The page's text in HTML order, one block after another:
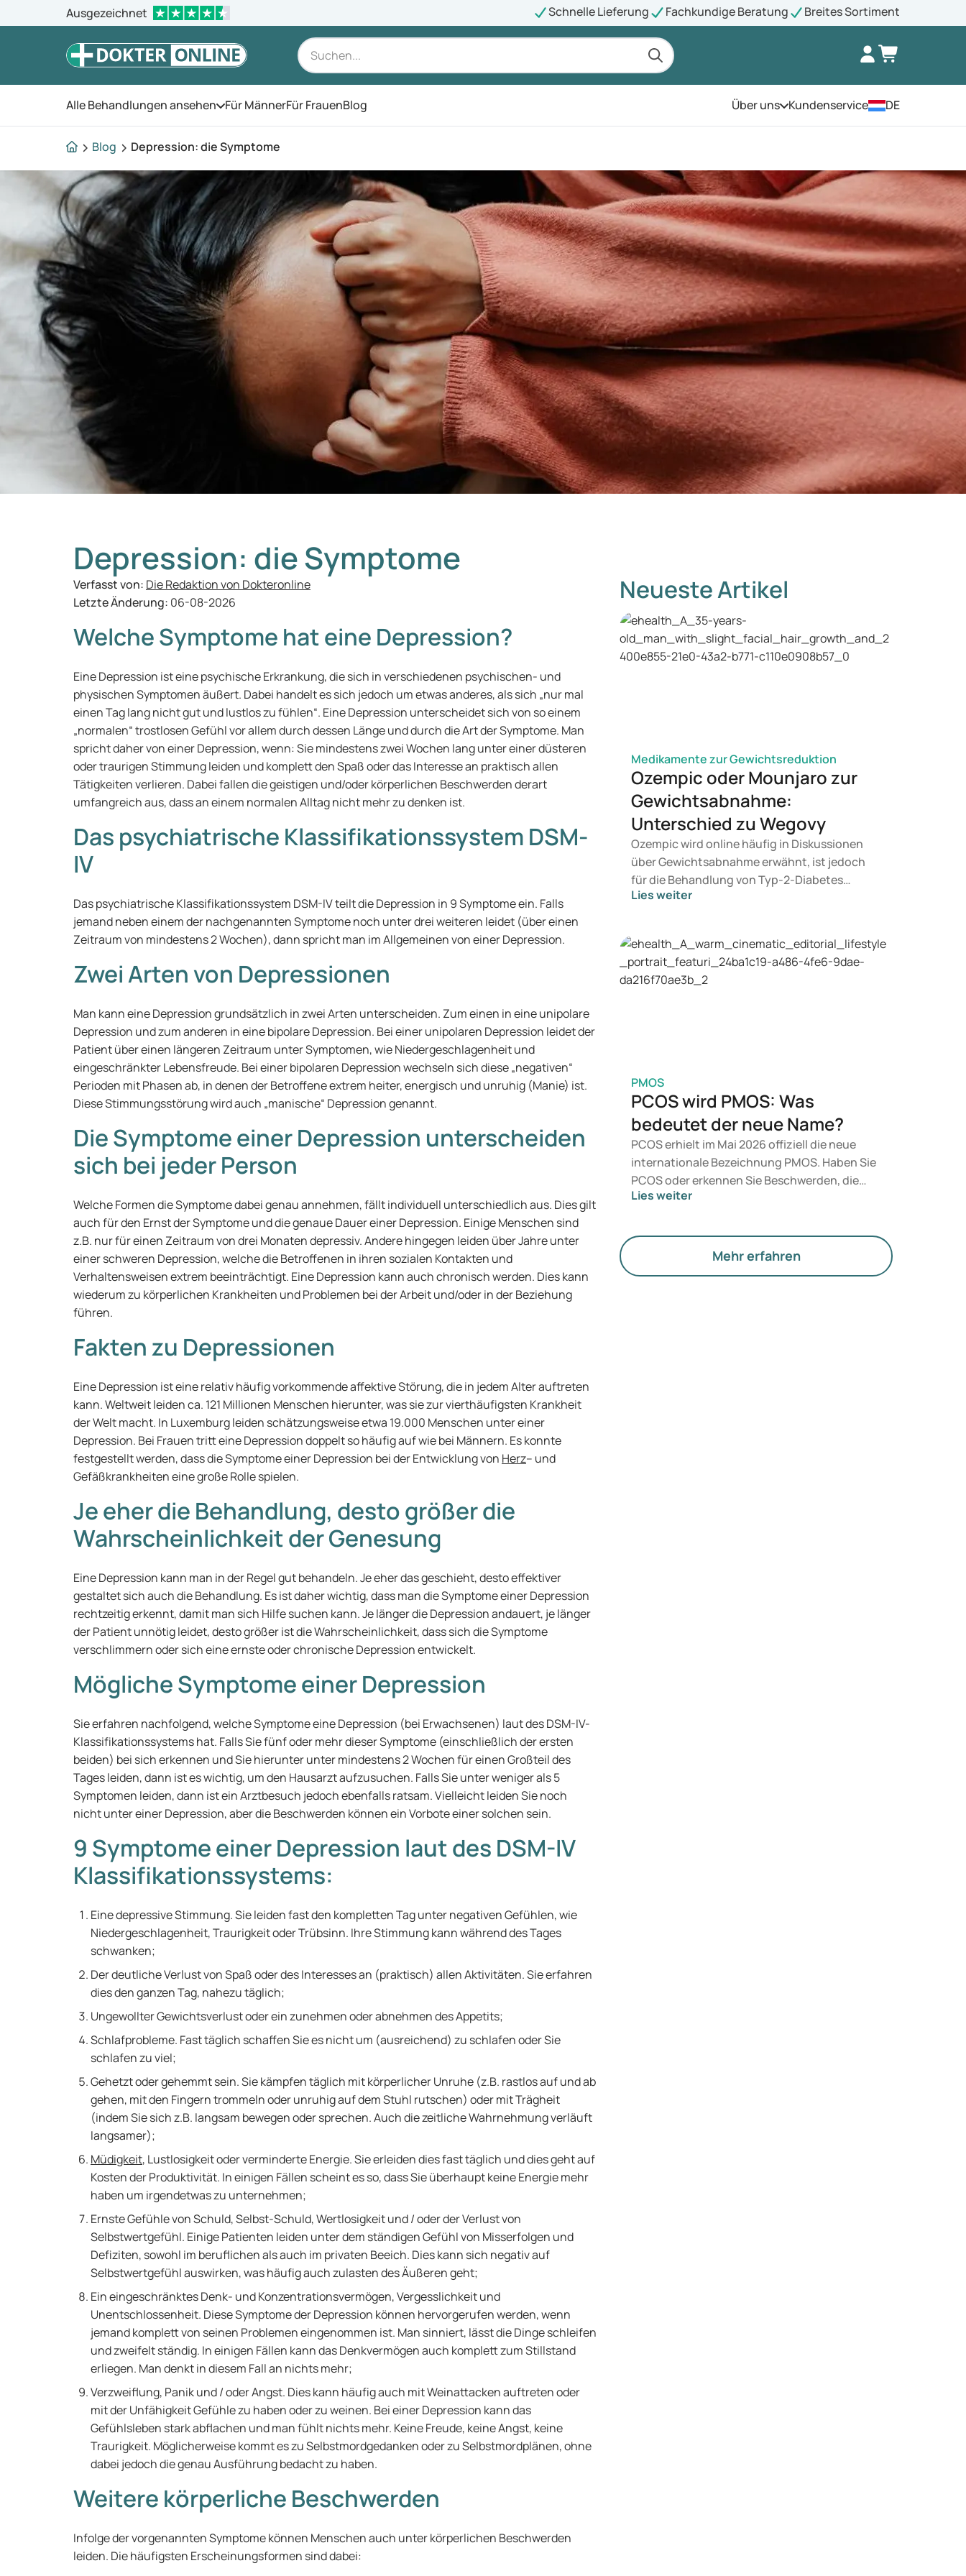
Ausgezeichnet Schnelle Lieferung Fachkundige Beratung Breites Sortiment
Alle Behandlungen ansehen Öffnen Sie das Menü
Für MännerFür FrauenBlog Über unsÖffnen Sie das Menü
Kundenservice DE
Blog Depression: die Symptome
Depression: die Symptome
Verfasst von: Die Redaktion von Dokteronline
Letzte Änderung: 06-08-2026
Welche Symptome hat eine Depression?
Eine Depression ist eine psychische Erkrankung, die sich in verschiedenen psychischen- und
physischen Symptomen äußert. Dabei handelt es sich jedoch um etwas anderes, als sich „nur mal
einen Tag lang nicht gut und lustlos zu fühlen“. Eine Depression unterscheidet sich von so einem
„normalen“ trostlosen Gefühl vor allem durch dessen Länge und durch die Art der Symptome. Man
spricht daher von einer Depression, wenn: Sie mindestens zwei Wochen lang unter einer düsteren
oder traurigen Stimmung leiden und komplett den Spaß oder das Interesse an praktisch allen
Tätigkeiten verlieren. Dabei fallen die geistigen und/oder körperlichen Beschwerden derart
umfangreich aus, dass an einem normalen Alltag nicht mehr zu denken ist.
Das psychiatrische Klassifikationssystem DSM-
IV
Das psychiatrische Klassifikationssystem DSM-IV teilt die Depression in 9 Symptome ein. Falls
jemand neben einem der nachgenannten Symptome noch unter drei weiteren leidet (über einen
Zeitraum von mindestens 2 Wochen), dann spricht man im Allgemeinen von einer Depression.
Zwei Arten von Depressionen
Man kann eine Depression grundsätzlich in zwei Arten unterscheiden. Zum einen in eine unipolare
Depression und zum anderen in eine bipolare Depression. Bei einer unipolaren Depression leidet der
Patient über einen längeren Zeitraum unter Symptomen, wie Niedergeschlagenheit und
eingeschränkter Lebensfreude. Bei einer bipolaren Depression wechseln sich diese „negativen“
Perioden mit Phasen ab, in denen der Betroffene extrem heiter, energisch und unruhig (Manie) ist.
Diese Stimmungsstörung wird auch „manische“ Depression genannt.
Die Symptome einer Depression unterscheiden
sich bei jeder Person
Welche Formen die Symptome dabei genau annehmen, fällt individuell unterschiedlich aus. Dies gilt
auch für den Ernst der Symptome und die genaue Dauer einer Depression. Einige Menschen sind
z.B. nur für einen Zeitraum von drei Monaten depressiv. Andere hingegen leiden über Jahre unter
einer schweren Depression, welche die Betroffenen in ihren sozialen Kontakten und
Verhaltensweisen extrem beeinträchtigt. Eine Depression kann auch chronisch werden. Dies kann
wiederum zu körperlichen Krankheiten und Problemen bei der Arbeit und/oder in der Beziehung
führen.
Fakten zu Depressionen
Eine Depression ist eine relativ häufig vorkommende affektive Störung, die in jedem Alter auftreten
kann. Weltweit leiden ca. 121 Millionen Menschen hierunter, was sie zur vierthäufigsten Krankheit
der Welt macht. In Luxemburg leiden schätzungsweise etwa 19.000 Menschen unter einer
Depression. Bei Frauen tritt eine Depression doppelt so häufig auf wie bei Männern. Es konnte
festgestellt werden, dass die Symptome einer Depression bei der Entwicklung von Herz– und
Gefäßkrankheiten eine große Rolle spielen.
Je eher die Behandlung, desto größer die
Wahrscheinlichkeit der Genesung
Eine Depression kann man in der Regel gut behandeln. Je eher das geschieht, desto effektiver
gestaltet sich auch die Behandlung. Es ist daher wichtig, dass man die Symptome einer Depression
rechtzeitig erkennt, damit man sich Hilfe suchen kann. Je länger die Depression andauert, je länger
der Patient unnötig leidet, desto größer ist die Wahrscheinlichkeit, dass sich die Symptome
verschlimmern oder sich eine ernste oder chronische Depression entwickelt.
Mögliche Symptome einer Depression
Sie erfahren nachfolgend, welche Symptome eine Depression (bei Erwachsenen) laut des DSM-IV-
Klassifikationssystems hat. Falls Sie fünf oder mehr dieser Symptome (einschließlich der ersten
beiden) bei sich erkennen und Sie hierunter unter mindestens 2 Wochen für einen Großteil des
Tages leiden, dann ist es wichtig, um den Hausarzt aufzusuchen. Falls Sie unter weniger als 5
Symptomen leiden, dann ist ein Arztbesuch jedoch ebenfalls ratsam. Vielleicht leiden Sie noch
nicht unter einer Depression, aber die Beschwerden können ein Vorbote einer solchen sein.
9 Symptome einer Depression laut des DSM-IV
Klassifikationssystems:
Eine depressive Stimmung. Sie leiden fast den kompletten Tag unter negativen Gefühlen, wie
Niedergeschlagenheit, Traurigkeit oder Trübsinn. Ihre Stimmung kann während des Tages
schwanken;
Der deutliche Verlust von Spaß oder des Interesses an (praktisch) allen Aktivitäten. Sie erfahren
dies den ganzen Tag, nahezu täglich;
Ungewollter Gewichtsverlust oder ein zunehmen oder abnehmen des Appetits;
Schlafprobleme. Fast täglich schaffen Sie es nicht um (ausreichend) zu schlafen oder Sie
schlafen zu viel;
Gehetzt oder gehemmt sein. Sie kämpfen täglich mit körperlicher Unruhe (z.B. rastlos auf und ab
gehen, mit den Fingern trommeln oder unruhig auf dem Stuhl rutschen) oder mit Trägheit
(indem Sie sich z.B. langsam bewegen oder sprechen. Auch die zeitliche Wahrnehmung verläuft
langsamer);
Müdigkeit, Lustlosigkeit oder verminderte Energie. Sie erleiden dies fast täglich und dies geht auf
Kosten der Produktivität. In einigen Fällen scheint es so, dass Sie überhaupt keine Energie mehr
haben um irgendetwas zu unternehmen;
Ernste Gefühle von Schuld, Selbst-Schuld, Wertlosigkeit und / oder der Verlust von
Selbstwertgefühl. Einige Patienten leiden unter dem ständigen Gefühl von Misserfolgen und
Defiziten, sowohl im beruflichen als auch im privaten Beeich. Dies kann sich negativ auf
Selbstwertgefühl auswirken, was häufig auch zulasten des Äußeren geht;
Ein eingeschränktes Denk- und Konzentrationsvermögen, Vergesslichkeit und
Unentschlossenheit. Diese Symptome der Depression können hervorgerufen werden, wenn
jemand komplett von seinen Problemen eingenommen ist. Man sinniert, lässt die Dinge schleifen
und zweifelt ständig. In einigen Fällen kann das Denkvermögen auch komplett zum Stillstand
erliegen. Man denkt in diesem Fall an nichts mehr;
Verzweiflung, Panik und / oder Angst. Dies kann häufig auch mit Weinattacken auftreten oder
mit der Unfähigkeit Gefühle zu haben oder zu weinen. Bei einer Depression kann das
Gefühlsleben stark abflachen und man fühlt nichts mehr. Keine Freude, keine Angst, keine
Traurigkeit. Möglicherweise kommt es zu Selbstmordgedanken oder zu Selbstmordplänen, ohne
dabei jedoch die genau Ausführung bedacht zu haben.
Weitere körperliche Beschwerden
Infolge der vorgenannten Symptome können Menschen auch unter körperlichen Beschwerden
leiden. Die häufigsten Erscheinungsformen sind dabei:
Neueste Artikel
Medikamente zur Gewichtsreduktion
Ozempic oder Mounjaro zur
Gewichtsabnahme:
Unterschied zu Wegovy
Ozempic wird online häufig in Diskussionen
über Gewichtsabnahme erwähnt, ist jedoch
für die Behandlung von Typ-2-Diabetes
vorgesehen. Wenn Sie eine Therapie zur
Betracht. Welche Behandlung für Sie geeignet
ist, entscheidet ein Arzt auf Grundlage Ihrer
Gesundheit, Ihres BMI und Ihres
Lies weiter
PMOS
PCOS wird PMOS: Was
bedeutet der neue Name?
PCOS erhielt im Mai 2026 offiziell die neue
internationale Bezeichnung PMOS. Haben Sie
PCOS oder erkennen Sie Beschwerden, die
darauf hindeuten könnten? Medizinisch
legt jedoch mehr Gewicht auf Hormone, den
Stoffwechsel und die Funktion der Eierstöcke.
Lies weiter
Mehr erfahren